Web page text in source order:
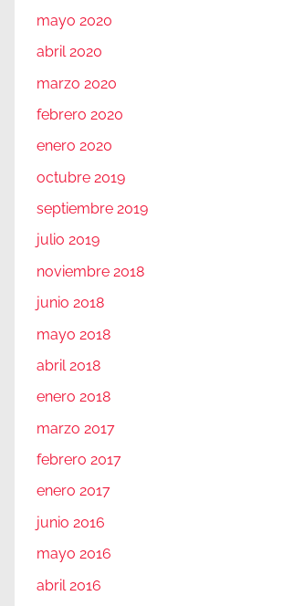
mayo 2020
abril 2020
marzo 2020
febrero 2020
enero 2020
octubre 2019
septiembre 2019
julio 2019
noviembre 2018
junio 2018
mayo 2018
abril 2018
enero 2018
marzo 2017
febrero 2017
enero 2017
junio 2016
mayo 2016
abril 2016